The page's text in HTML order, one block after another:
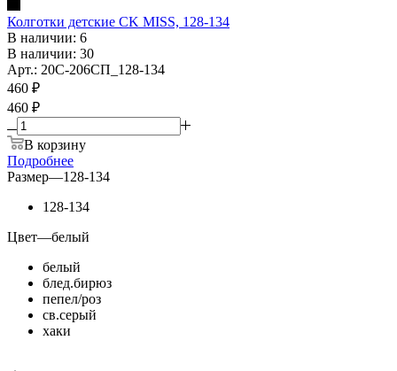
Колготки детские CK MISS, 128-134
В наличии: 6
В наличии: 30
Арт.: 20С-206СП_128-134
460 ₽
460 ₽
В корзину
Подробнее
Размер—128-134
128-134
Цвет—белый
белый
блед.бирюз
пепел/роз
св.серый
хаки